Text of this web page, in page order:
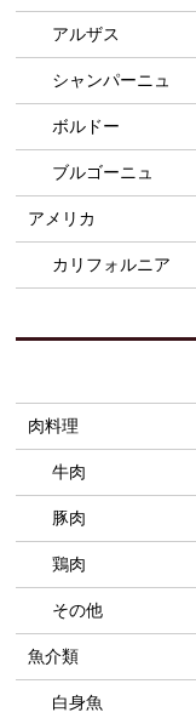
アルザス
シャンパーニュ
ボルドー
ブルゴーニュ
アメリカ
カリフォルニア
肉料理
牛肉
豚肉
鶏肉
その他
魚介類
白身魚